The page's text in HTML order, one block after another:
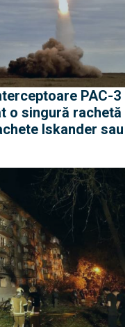
PAC-3
o singură rachetă
Iskander sau